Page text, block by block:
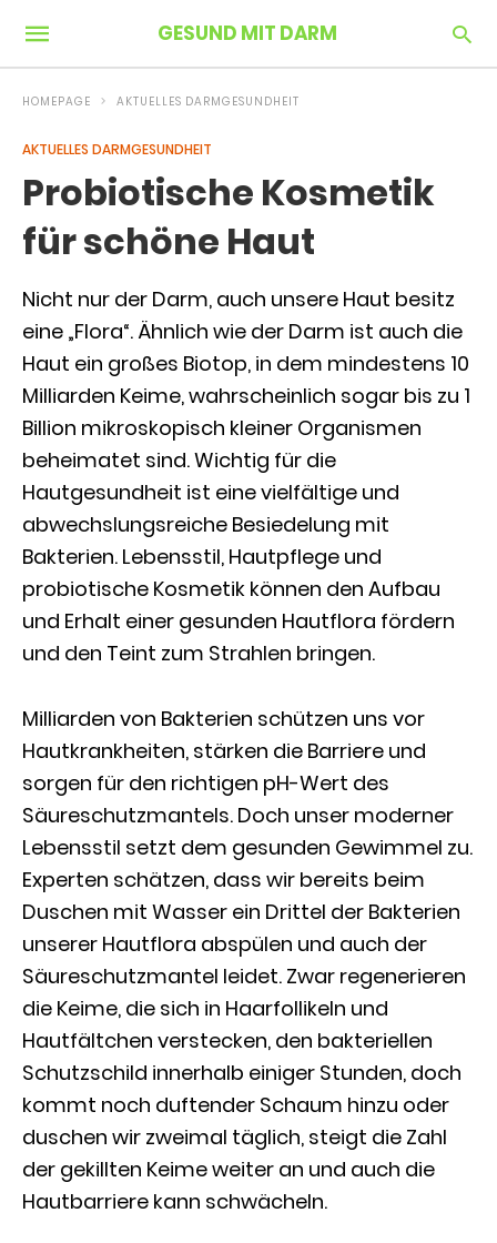
GESUND MIT DARM
HOMEPAGE AKTUELLES DARMGESUNDHEIT
AKTUELLES DARMGESUNDHEIT
Probiotische Kosmetik
für schöne Haut
Nicht nur der Darm, auch unsere Haut besitz
eine „Flora“. Ähnlich wie der Darm ist auch die
Haut ein großes Biotop, in dem mindestens 10
Milliarden Keime, wahrscheinlich sogar bis zu 1
Billion mikroskopisch kleiner Organismen
beheimatet sind. Wichtig für die
Hautgesundheit ist eine vielfältige und
abwechslungsreiche Besiedelung mit
Bakterien. Lebensstil, Hautpflege und
probiotische Kosmetik können den Aufbau
und Erhalt einer gesunden Hautflora fördern
und den Teint zum Strahlen bringen.
Milliarden von Bakterien schützen uns vor
Hautkrankheiten, stärken die Barriere und
sorgen für den richtigen pH-Wert des
Säureschutzmantels. Doch unser moderner
Lebensstil setzt dem gesunden Gewimmel zu.
Experten schätzen, dass wir bereits beim
Duschen mit Wasser ein Drittel der Bakterien
unserer Hautflora abspülen und auch der
Säureschutzmantel leidet. Zwar regenerieren
die Keime, die sich in Haarfollikeln und
Hautfältchen verstecken, den bakteriellen
Schutzschild innerhalb einiger Stunden, doch
kommt noch duftender Schaum hinzu oder
duschen wir zweimal täglich, steigt die Zahl
der gekillten Keime weiter an und auch die
Hautbarriere kann schwächeln.